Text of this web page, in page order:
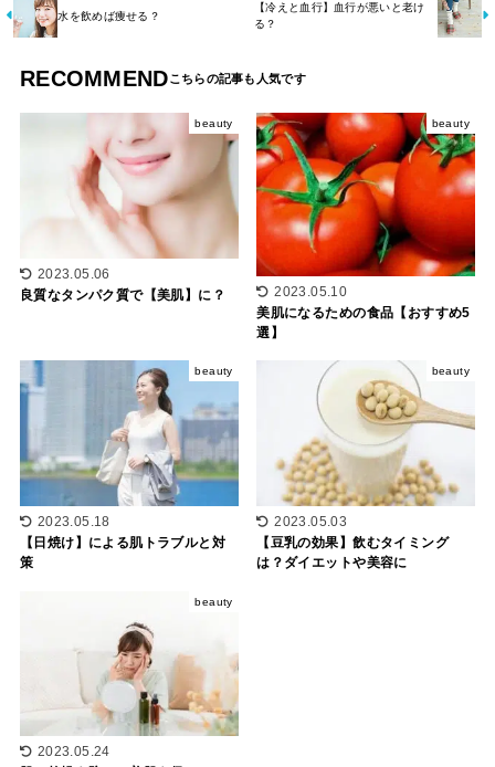
水を飲めば痩せる？
【冷えと血行】血行が悪いと老け
る？
RECOMMEND
beauty
2023.05.06
良質なタンパク質で【美肌】に？
beauty
2023.05.10
美肌になるための食品【おすすめ5
選】
beauty
2023.05.18
【日焼け】による肌トラブルと対
策
beauty
2023.05.03
【豆乳の効果】飲むタイミング
は？ダイエットや美容に
beauty
2023.05.24